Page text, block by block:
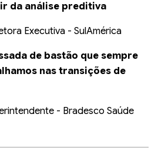
da análise preditiva
Executiva - SulAmérica
de bastão que sempre
nas transições de
- Bradesco Saúde